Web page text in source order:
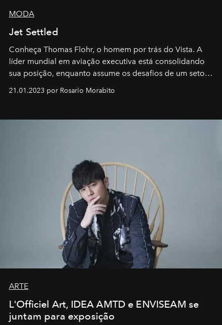
MODA
Jet Settled
Conheça Thomas Flohr, o homem por trás do Vista. A
líder mundial em aviação executiva está consolidando
sua posição, enquanto assume os desafios de um setor
em rápida evolução e redefinindo o conceito de luxo
21.01.2023 por Rosario Morabito
ARTE
L'Officiel Art, IDEA AMTD e ENVISEAM se
juntam para exposição